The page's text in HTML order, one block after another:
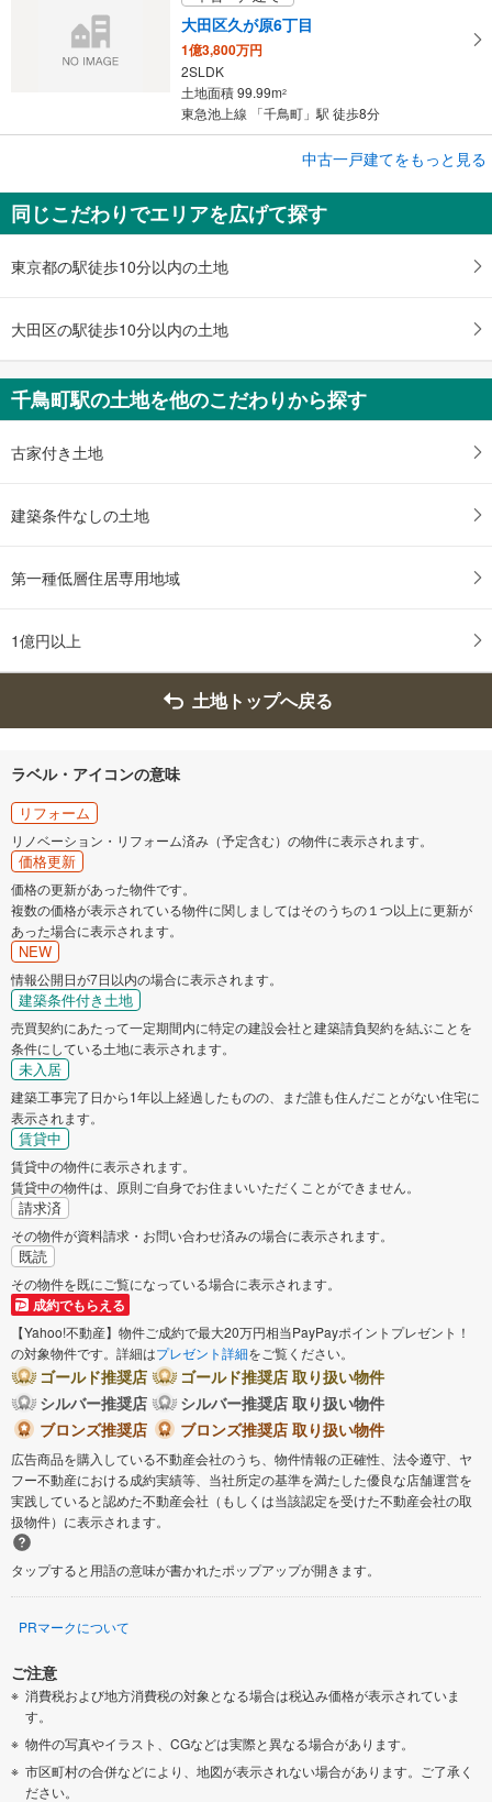
大田区久が原6丁目
1億3,800万円
2SLDK
土地面積 99.99m2
東急池上線 「千鳥町」駅 徒歩8分
大田区千鳥2丁目
5,880万円
4LDK
土地面積 47.83m
東急池上線 「千鳥町」駅 徒歩7分
中古一戸建てをもっと見る
同じこだわりでエリアを広げて探す
東京都の駅徒歩10分以内の土地
大田区の駅徒歩10分以内の土地
千鳥町駅の土地を他のこだわりから探す
古家付き土地
建築条件なしの土地
第一種低層住居専用地域
1億円以上
土地トップへ戻る
ラベル・アイコンの意味
リフォーム
リノベーション・リフォーム済み（予定含む）の物件に表示されます。
価格更新
価格の更新があった物件です。
複数の価格が表示されている物件に関しましてはそのうちの１つ以上に更新が
あった場合に表示されます。
NEW
情報公開日が7日以内の場合に表示されます。
建築条件付き土地
売買契約にあたって一定期間内に特定の建設会社と建築請負契約を結ぶことを
条件にしている土地に表示されます。
未入居
建築工事完了日から1年以上経過したものの、まだ誰も住んだことがない住宅に
表示されます。
賃貸中
賃貸中の物件に表示されます。
賃貸中の物件は、原則ご自身でお住まいいただくことができません。
請求済
その物件が資料請求・お問い合わせ済みの場合に表示されます。
既読
その物件を既にご覧になっている場合に表示されます。
成約でもらえる
【Yahoo!不動産】物件ご成約で最大20万円相当PayPayポイントプレゼント！
の対象物件です。詳細はプレゼント詳細をご覧ください。
ゴールド推奨店
ゴールド推奨店 取り扱い物件
シルバー推奨店
シルバー推奨店 取り扱い物件
ブロンズ推奨店
ブロンズ推奨店 取り扱い物件
広告商品を購入している不動産会社のうち、物件情報の正確性、法令遵守、ヤ
フー不動産における成約実績等、当社所定の基準を満たした優良な店舗運営を
実践していると認めた不動産会社（もしくは当該認定を受けた不動産会社の取
扱物件）に表示されます。
タップすると用語の意味が書かれたポップアップが開きます。
PRマークについて
ご注意
消費税および地方消費税の対象となる場合は税込み価格が表示されていま
す。
物件の写真やイラスト、CGなどは実際と異なる場合があります。
市区町村の合併などにより、地図が表示されない場合があります。ご了承く
ださい。